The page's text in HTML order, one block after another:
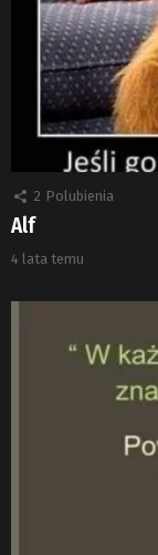
2 Polubienia
Alf
4 lata temu